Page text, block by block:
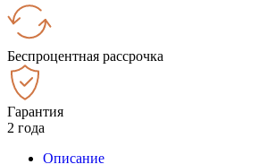
Беспроцентная рассрочка
Гарантия
2 года
Описание